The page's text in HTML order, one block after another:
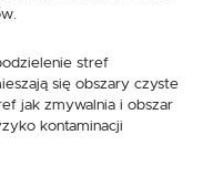
stref
się obszary czyste
jak zmywalnia i obszar
kontaminacji